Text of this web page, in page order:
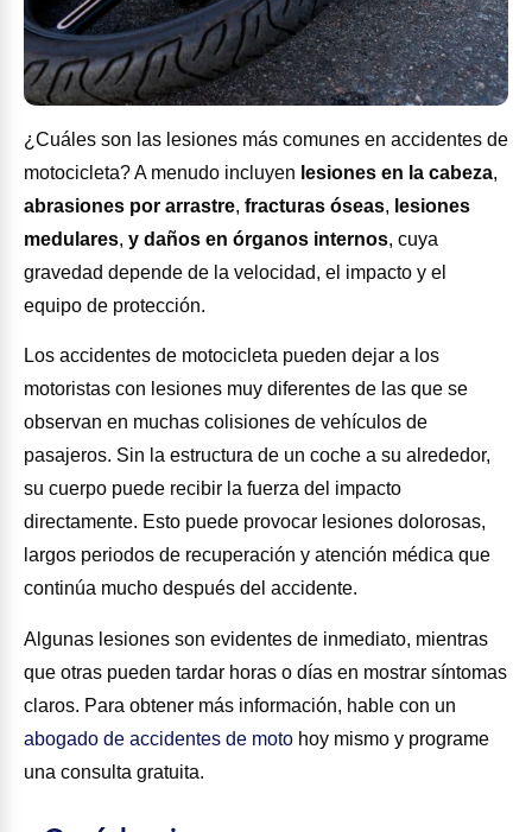
¿Cuáles son las lesiones más comunes en accidentes de
motocicleta? A menudo incluyen lesiones en la cabeza,
abrasiones por arrastre, fracturas óseas, lesiones
medulares, y daños en órganos internos, cuya
gravedad depende de la velocidad, el impacto y el
equipo de protección.
Los accidentes de motocicleta pueden dejar a los
motoristas con lesiones muy diferentes de las que se
observan en muchas colisiones de vehículos de
pasajeros. Sin la estructura de un coche a su alrededor,
su cuerpo puede recibir la fuerza del impacto
directamente. Esto puede provocar lesiones dolorosas,
largos periodos de recuperación y atención médica que
continúa mucho después del accidente.
Algunas lesiones son evidentes de inmediato, mientras
que otras pueden tardar horas o días en mostrar síntomas
claros. Para obtener más información, hable con un
abogado de accidentes de moto hoy mismo y programe
una consulta gratuita.